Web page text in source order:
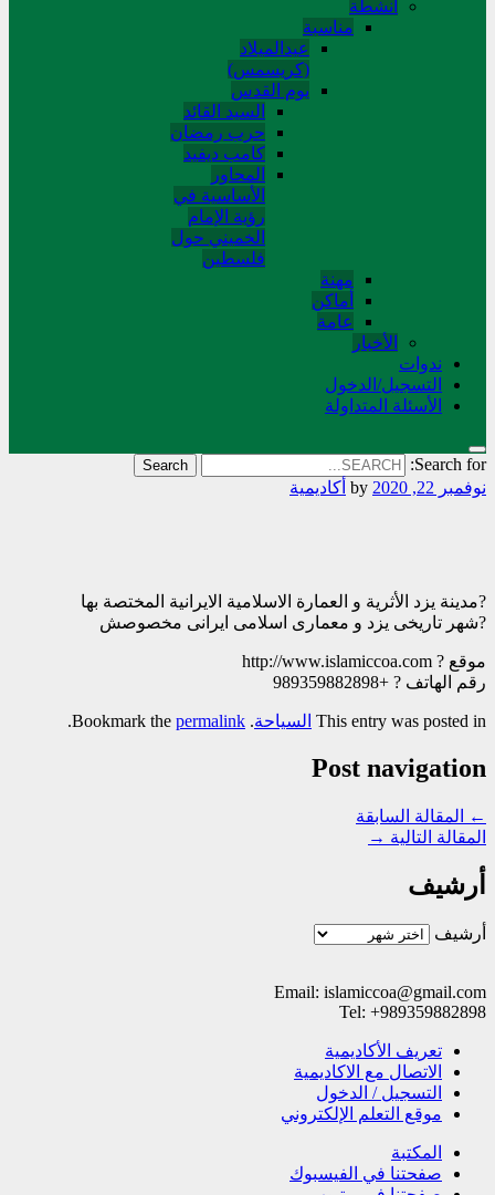
أنشطة
مناسبة
عیدالمیلاد
(کریسمس)
یوم القدس
السید القائد
حرب رمضان
کامب دیفید
المحاور
الأساسية في
رؤية الإمام
الخميني حول
فلسطین
مهنة
أماکن
عامة
الأخبار
ندوات
التسجیل/الدخول
الأسئلة المتداولة
Search for:
نوفمبر 22, 2020
أکادیمیة
?مدینة یزد الأثریة و العمارة الاسلامیة الایرانیة المختصة بها
?شهر تاریخی یزد و معماری اسلامی ایرانی مخصوصش
موقع ? http://www.islamiccoa.com
رقم الهاتف ? +989359882898
This entry was posted in السیاحة. Bookmark the
permalink
.
Post navigation
←
المقالة السابقة
المقالة التالية →
أرشيف
أرشيف
Email: islamiccoa@gmail.com
Tel: +989359882898
تعریف الأکادیمیة
الاتصال مع الاکادیمیة
التسجیل / الدخول
موقع التعلم الإلکتروني
المکتبة
صفحتنا في الفيسبوك